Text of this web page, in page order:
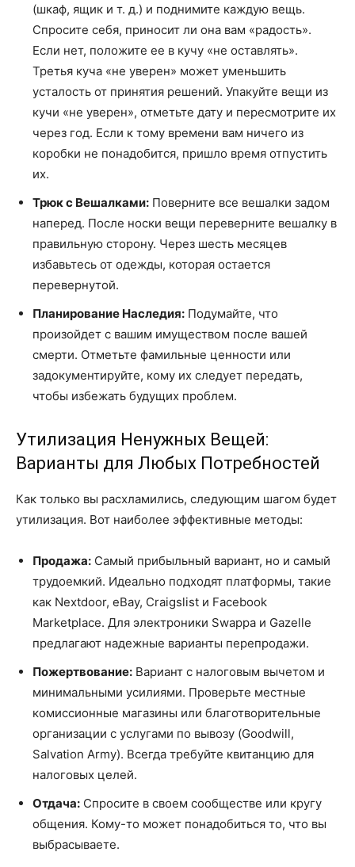
(шкаф, ящик и т. д.) и поднимите каждую вещь.
Спросите себя, приносит ли она вам «радость».
Если нет, положите ее в кучу «не оставлять».
Третья куча «не уверен» может уменьшить
усталость от принятия решений. Упакуйте вещи из
кучи «не уверен», отметьте дату и пересмотрите их
через год. Если к тому времени вам ничего из
коробки не понадобится, пришло время отпустить
их.
Трюк с Вешалками: Поверните все вешалки задом
наперед. После носки вещи переверните вешалку в
правильную сторону. Через шесть месяцев
избавьтесь от одежды, которая остается
перевернутой.
Планирование Наследия: Подумайте, что
произойдет с вашим имуществом после вашей
смерти. Отметьте фамильные ценности или
задокументируйте, кому их следует передать,
чтобы избежать будущих проблем.
Утилизация Ненужных Вещей:
Варианты для Любых Потребностей
Как только вы расхламились, следующим шагом будет
утилизация. Вот наиболее эффективные методы:
Продажа: Самый прибыльный вариант, но и самый
трудоемкий. Идеально подходят платформы, такие
как Nextdoor, eBay, Craigslist и Facebook
Marketplace. Для электроники Swappa и Gazelle
предлагают надежные варианты перепродажи.
Пожертвование: Вариант с налоговым вычетом и
минимальными усилиями. Проверьте местные
комиссионные магазины или благотворительные
организации с услугами по вывозу (Goodwill,
Salvation Army). Всегда требуйте квитанцию для
налоговых целей.
Отдача: Спросите в своем сообществе или кругу
общения. Кому-то может понадобиться то, что вы
выбрасываете.